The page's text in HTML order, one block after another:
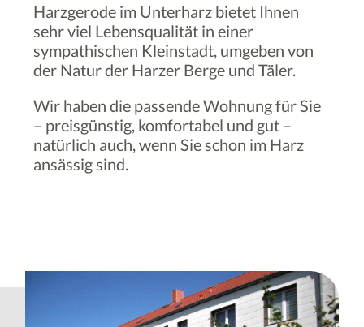
Harzgerode im Unterharz bietet Ihnen
sehr viel Lebensqualität in einer
sympathischen Kleinstadt, umgeben von
der Natur der Harzer Berge und Täler.
Wir haben die passende Wohnung für Sie
– preisgünstig, komfortabel und gut –
natürlich auch, wenn Sie schon im Harz
ansässig sind.